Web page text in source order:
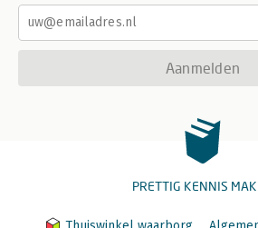
Aanmelden
PRETTIG KENNIS